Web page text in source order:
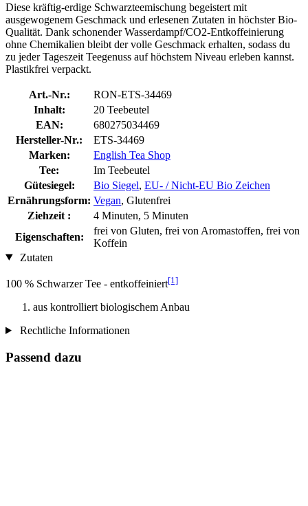
Diese kräftig-erdige Schwarzteemischung begeistert mit
ausgewogenem Geschmack und erlesenen Zutaten in höchster Bio-
Qualität. Dank schonender Wasserdampf/CO2-Entkoffeinierung
ohne Chemikalien bleibt der volle Geschmack erhalten, sodass du
zu jeder Tageszeit Teegenuss auf höchstem Niveau erleben kannst.
Plastikfrei verpackt.
Art.-Nr.:
RON-ETS-34469
Inhalt:
20 Teebeutel
EAN:
680275034469
Hersteller-Nr.:
ETS-34469
Marken:
English Tea Shop
Tee:
Im Teebeutel
Gütesiegel:
Bio Siegel, EU- / Nicht-EU Bio Zeichen
Ernährungsform: Vegan, Glutenfrei
Ziehzeit :
4 Minuten, 5 Minuten
Eigenschaften:
frei von Gluten, frei von Aromastoffen, frei von
Koffein
Zutaten
100 % Schwarzer Tee - entkoffeiniert[1]
aus kontrolliert biologischem Anbau
Rechtliche Informationen
Passend dazu